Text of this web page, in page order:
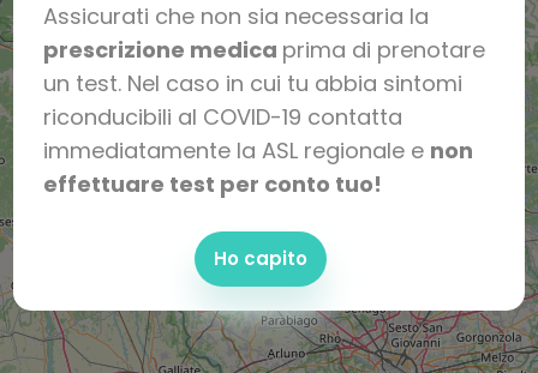
Assicurati che non sia necessaria la
prescrizione medica prima di prenotare
un test. Nel caso in cui tu abbia sintomi
riconducibili al COVID-19 contatta
immediatamente la ASL regionale e non
effettuare test per conto tuo!
Ho capito